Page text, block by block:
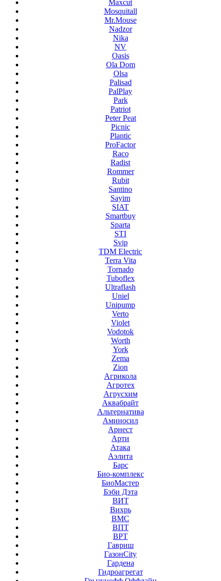
Maxcut
Mosquitall
Mr.Mouse
Nadzor
Nika
NV
Oasis
Ola Dom
Olsa
Palisad
PalPlay
Park
Patriot
Peter Peat
Picnic
Plantic
ProFactor
Raco
Radist
Rommer
Rubit
Santino
Sayim
SIAT
Smartbuy
Sparta
STI
Svip
TDM Electric
Terra Vita
Tornado
Tuboflex
Ultraflash
Uniel
Unipump
Verto
Violet
Vodotok
Worth
York
Zema
Zion
Агрикола
Агротех
Агрусхим
Аквабрайт
Альтернатива
Аминосил
Арнест
Арти
Атака
Аэлита
Барс
Био-комплекс
БиоМастер
Бэби Дэта
ВИТ
Вихрь
ВМС
ВПТ
ВРТ
Гавриш
ГазонCity
Гардена
Гидроагрегат